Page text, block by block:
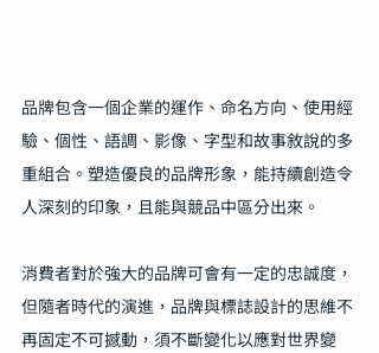
品牌包含一個企業的運作、命名方向、使用經
驗、個性、語調、影像、字型和故事敘說的多
重組合。塑造優良的品牌形象，能持續創造令
人深刻的印象，且能與競品中區分出來。
消費者對於強大的品牌可會有一定的忠誠度，
但隨者時代的演進，品牌與標誌設計的思維不
再固定不可撼動，須不斷變化以應對世界變